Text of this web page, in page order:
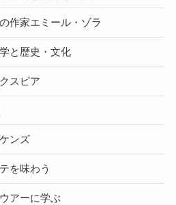
作家エミール・ゾラ
と歴史・文化
スピア
ンズ
を味わう
アーに学ぶ